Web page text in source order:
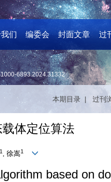
们 编委会 封面文章 过
6893.2024.31332
本期目录 | 过刊
体定位算法
1 , 徐嵩1
based on